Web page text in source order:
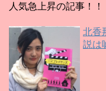
人気急上昇の記事！！
北香
説は